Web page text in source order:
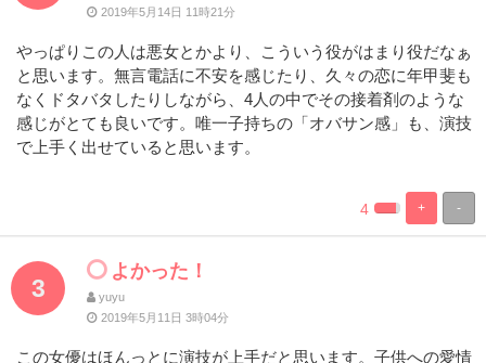
2019年5月14日 11時21分
やっぱりこの人は悪女とかより、こういう役がはまり役だなぁ
と思います。無言電話に不安を感じたり、久々の恋に年甲斐も
なくドタバタしたりしながら、4人の中でその接着剤のような
感じがとても良いです。唯一子持ちの「オバサン感」も、演技
で上手く出せていると思います。
-
+
%
Complete
100%
Complete
4
3
よかった！
yuyu
2019年5月11日 3時04分
この女優はほんっとに演技が上手だと思います。子供への愛情